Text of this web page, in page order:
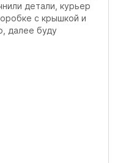
детали, курьер
с крышкой и
далее буду